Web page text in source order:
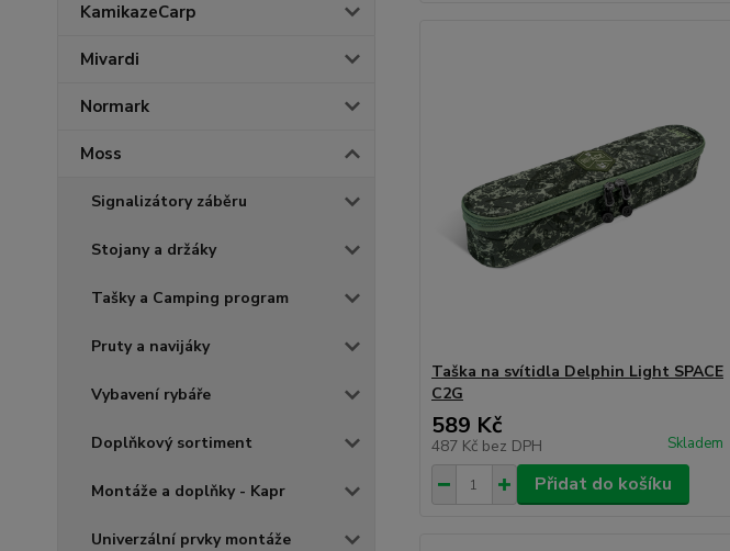
KamikazeCarp
Mivardi
Normark
Moss
Signalizátory záběru
Stojany a držáky
Tašky a Camping program
Pruty a navijáky
Vybavení rybáře
Doplňkový sortiment
Montáže a doplňky - Kapr
Univerzální prvky montáže
Taška na svítidla Delphin Light SPACE
C2G
589 Kč
487 Kč bez DPH Skladem
Přidat do košíku